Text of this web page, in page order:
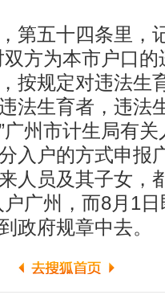
五十四条里，
双方为本市户口
按规定对违法生
法生育者，违法
州市计生局有
入户的方式申报
人员及其子女，
广州，而8月1
政府规章中去。